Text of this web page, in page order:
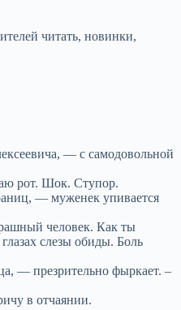
читать, новинки,
— с самодовольной
рот. Шок. Ступор.
— муженек упивается
человек. Как ты
слезы обиды. Боль
— презрительно фыркает. –
в отчаянии.